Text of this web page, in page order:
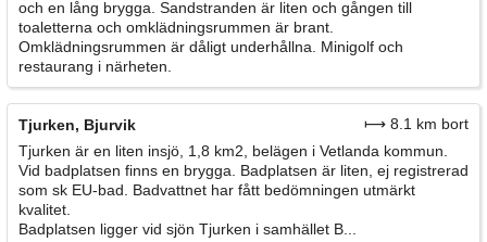
och en lång brygga. Sandstranden är liten och gången till
toaletterna och omklädningsrummen är brant.
Omklädningsrummen är dåligt underhållna. Minigolf och
restaurang i närheten.
Tjurken, Bjurvik
⟼ 8.1 km bort
Tjurken är en liten insjö, 1,8 km2, belägen i Vetlanda kommun.
Vid badplatsen finns en brygga. Badplatsen är liten, ej registrerad
som sk EU-bad. Badvattnet har fått bedömningen utmärkt
kvalitet.
Badplatsen ligger vid sjön Tjurken i samhället B...